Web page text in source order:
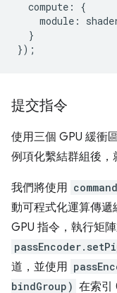
compute :
{
module :
}
});
提交指令
使用三個 GPU 緩衝
例項化繫結群組後，
我們將使用
動可程式化運算傳
GPU 指令，執行矩
道，並使用
bindGroup) 在索引